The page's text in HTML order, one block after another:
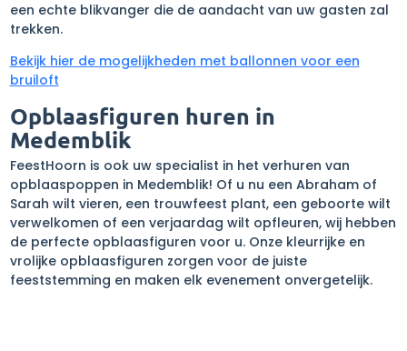
een echte blikvanger die de aandacht van uw gasten zal
trekken.
Bekijk hier de mogelijkheden met ballonnen voor een
bruiloft
Opblaasfiguren huren in
Medemblik
FeestHoorn is ook uw specialist in het verhuren van
opblaaspoppen in Medemblik! Of u nu een Abraham of
Sarah wilt vieren, een trouwfeest plant, een geboorte wilt
verwelkomen of een verjaardag wilt opfleuren, wij hebben
de perfecte opblaasfiguren voor u. Onze kleurrijke en
vrolijke opblaasfiguren zorgen voor de juiste
feeststemming en maken elk evenement onvergetelijk.